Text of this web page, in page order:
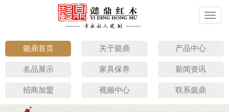
切
换
懿鼎首页 关于懿鼎 产品中心
名品展示 家具保养 新闻资讯
招商加盟 视频中心 联系懿鼎